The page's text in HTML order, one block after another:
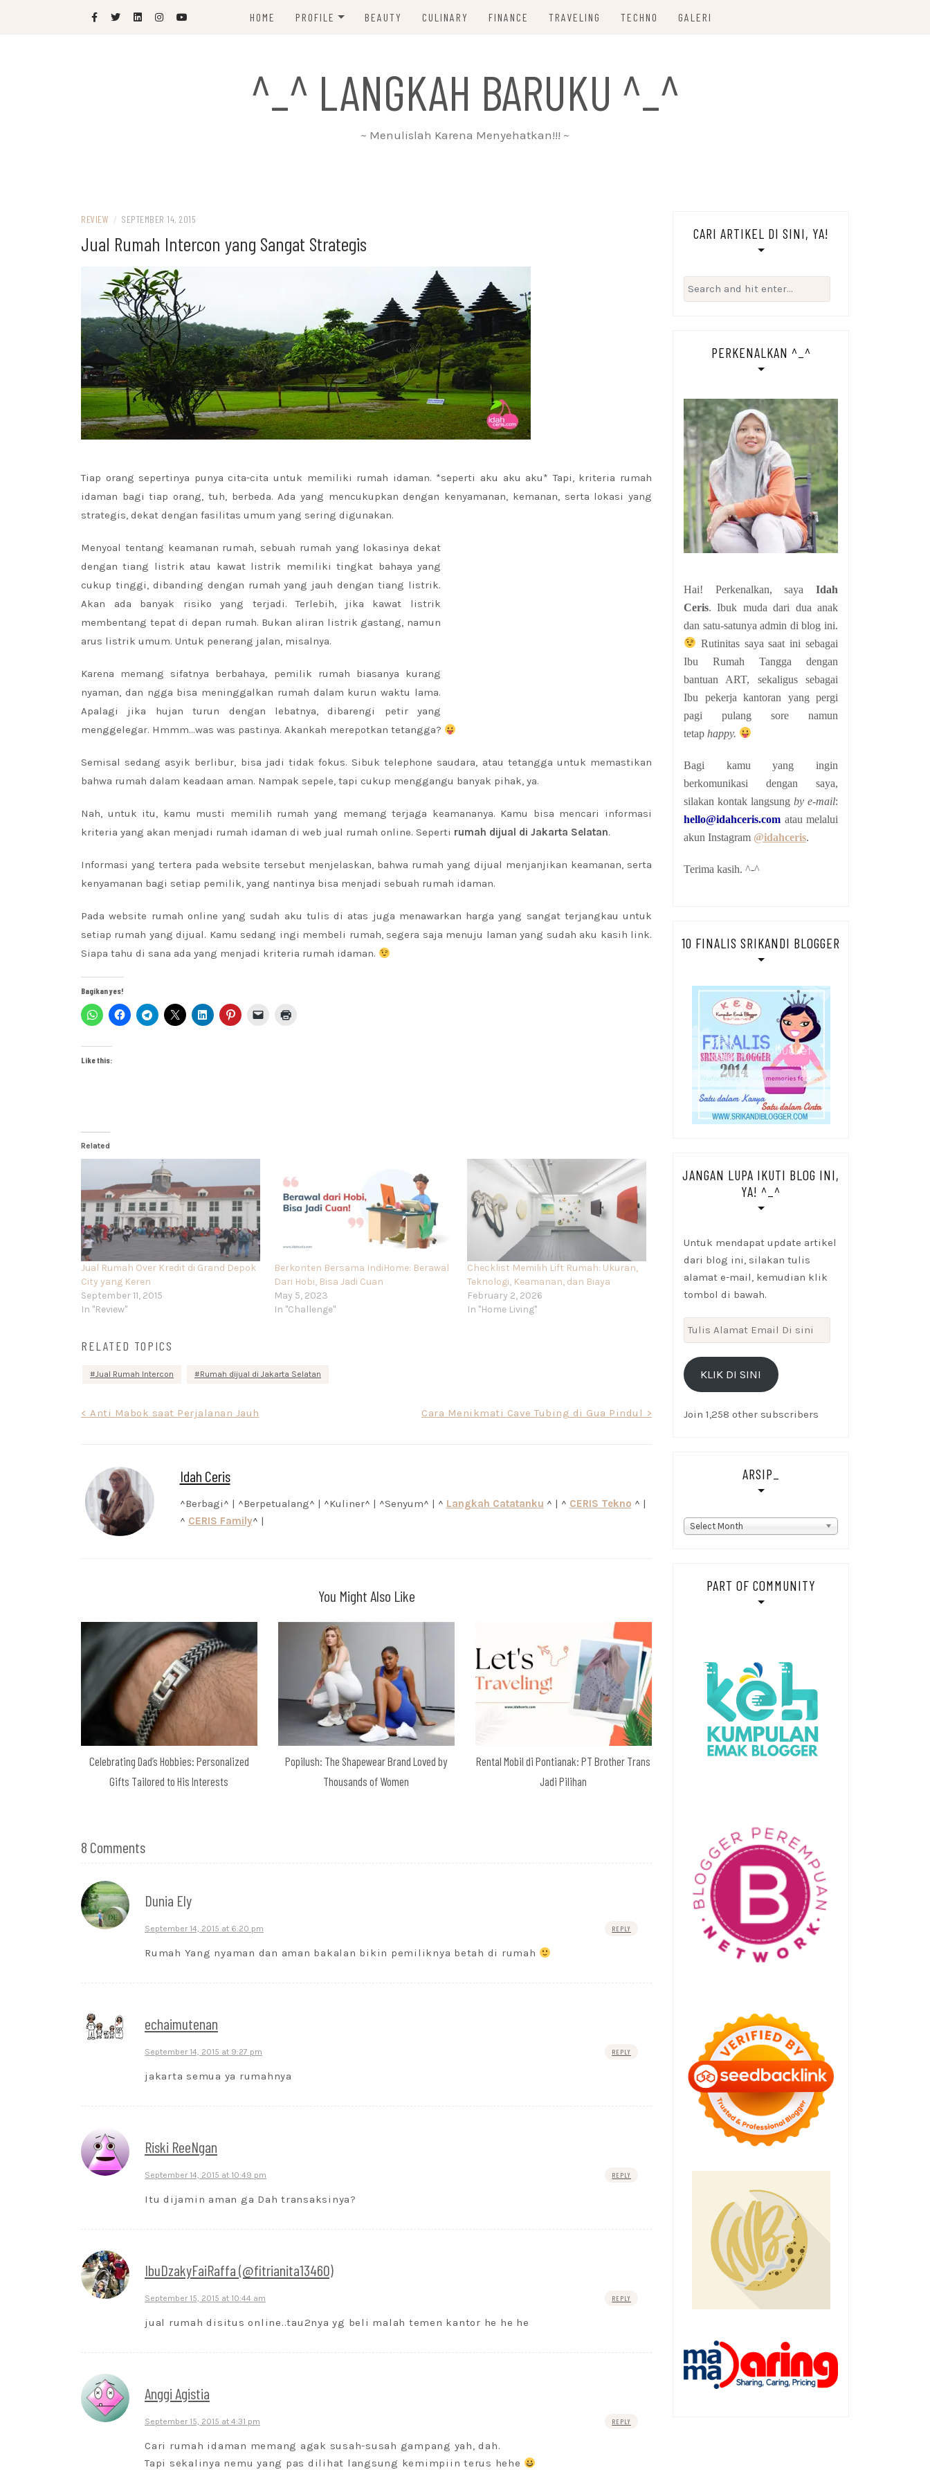
HOME PROFILE
DISCLAIMER
PRIVACY POLICY
BEAUTY CULINARY FINANCE TRAVELING TECHNO GALERI
^_^ LANGKAH BARUKU ^_^
~ Menulislah Karena Menyehatkan!!! ~
REVIEW / SEPTEMBER 14, 2015
Jual Rumah Intercon yang Sangat Strategis
Tiap orang sepertinya punya cita-cita untuk memiliki rumah idaman. *seperti aku aku aku* Tapi, kriteria rumah
idaman bagi tiap orang, tuh, berbeda. Ada yang mencukupkan dengan kenyamanan, kemanan, serta lokasi yang
strategis, dekat dengan fasilitas umum yang sering digunakan.
Menyoal tentang keamanan rumah, sebuah rumah yang lokasinya dekat
dengan tiang listrik atau kawat listrik memiliki tingkat bahaya yang
cukup tinggi, dibanding dengan rumah yang jauh dengan tiang listrik.
Akan ada banyak risiko yang terjadi. Terlebih, jika kawat listrik
membentang tepat di depan rumah. Bukan aliran listrik gastang, namun
arus listrik umum. Untuk penerang jalan, misalnya.
Karena memang sifatnya berbahaya, pemilik rumah biasanya kurang
nyaman, dan ngga bisa meninggalkan rumah dalam kurun waktu lama.
Apalagi jika hujan turun dengan lebatnya, dibarengi petir yang
menggelegar. Hmmm…was was pastinya. Akankah merepotkan tetangga?
Semisal sedang asyik berlibur, bisa jadi tidak fokus. Sibuk telephone saudara, atau tetangga untuk memastikan
bahwa rumah dalam keadaan aman. Nampak sepele, tapi cukup menggangu banyak pihak, ya.
Nah, untuk itu, kamu musti memilih rumah yang memang terjaga keamananya. Kamu bisa mencari informasi
kriteria yang akan menjadi rumah idaman di web jual rumah online. Seperti rumah dijual di Jakarta Selatan.
Informasi yang tertera pada website tersebut menjelaskan, bahwa rumah yang dijual menjanjikan keamanan, serta
kenyamanan bagi setiap pemilik, yang nantinya bisa menjadi sebuah rumah idaman.
Pada website rumah online yang sudah aku tulis di atas juga menawarkan harga yang sangat terjangkau untuk
setiap rumah yang dijual. Kamu sedang ingi membeli rumah, segera saja menuju laman yang sudah aku kasih link.
Siapa tahu di sana ada yang menjadi kriteria rumah idaman.
Bagikan yes!
Like this:
Related
Jual Rumah Over Kredit di Grand Depok
City yang Keren
September 11, 2015
In "Review"
Berkonten Bersama IndiHome: Berawal
Dari Hobi, Bisa Jadi Cuan
May 5, 2023
In "Challenge"
Checklist Memilih Lift Rumah: Ukuran,
Teknologi, Keamanan, dan Biaya
February 2, 2026
In "Home Living"
RELATED TOPICS
Jual Rumah Intercon Rumah dijual di Jakarta Selatan
Post
< Anti Mabok saat Perjalanan Jauh Cara Menikmati Cave Tubing di Gua Pindul >
Idah Ceris
^Berbagi^ | ^Berpetualang^ | ^Kuliner^ | ^Senyum^ | ^ Langkah Catatanku ^ | ^ CERIS Tekno ^ |
^ CERIS Family^ |
You Might Also Like
Celebrating Dad’s Hobbies: Personalized
Gifts Tailored to His Interests
Popilush: The Shapewear Brand Loved by
Thousands of Women
Rental Mobil di Pontianak: PT Brother Trans
Jadi Pilihan
8 Comments
Dunia Ely
September 14, 2015 at 6:20 pm REPLY
Rumah Yang nyaman dan aman bakalan bikin pemiliknya betah di rumah
echaimutenan
September 14, 2015 at 9:27 pm REPLY
jakarta semua ya rumahnya
Riski ReeNgan
September 14, 2015 at 10:49 pm REPLY
Itu dijamin aman ga Dah transaksinya?
IbuDzakyFaiRaffa (@fitrianita13460)
September 15, 2015 at 10:44 am REPLY
jual rumah disitus online..tau2nya yg beli malah temen kantor he he he
Anggi Agistia
September 15, 2015 at 4:31 pm REPLY
Cari rumah idaman memang agak susah-susah gampang yah, dah.
Tapi sekalinya nemu yang pas dilihat langsung kemimpiin terus hehe
CARI ARTIKEL DI SINI, YA!
Search
for:
PERKENALKAN ^_^
Hai! Perkenalkan, saya Idah
Ceris. Ibuk muda dari dua anak
dan satu-satunya admin di blog ini.
Rutinitas saya saat ini sebagai
Ibu Rumah Tangga dengan
bantuan ART, sekaligus sebagai
Ibu pekerja kantoran yang pergi
pagi pulang sore namun
tetap happy.
Bagi kamu yang ingin
berkomunikasi dengan saya,
silakan kontak langsung by e-mail:
hello@idahceris.com atau melalui
akun Instagram @idahceris.
Terima kasih. ^-^
10 FINALIS SRIKANDI BLOGGER
JANGAN LUPA IKUTI BLOG INI,
YA! ^_^
Untuk mendapat update artikel
dari blog ini, silakan tulis
alamat e-mail, kemudian klik
tombol di bawah.
Tulis
Alamat
Email
KLIK DI SINI
Join 1,258 other subscribers
ARSIP_
Arsip_
Select Month
PART OF COMMUNITY